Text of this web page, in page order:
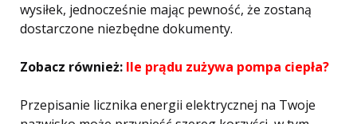
wysiłek, jednocześnie mając pewność, że zostaną
dostarczone niezbędne dokumenty.
Zobacz również: Ile prądu zużywa pompa ciepła?
Przepisanie licznika energii elektrycznej na Twoje